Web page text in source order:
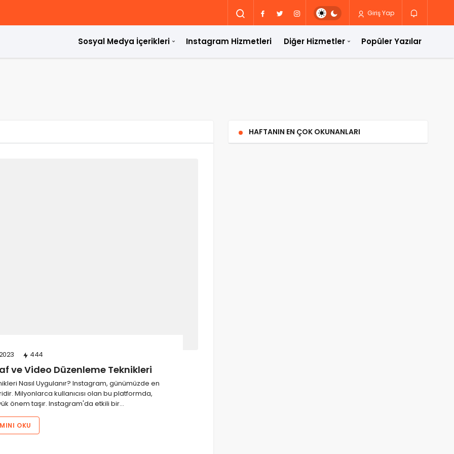
Giriş Yap
Sosyal Medya İçerikleri Instagram Hizmetleri Diğer Hizmetler Popüler Yazılar
444
ve Video Düzenleme Teknikleri
Nasıl Uygulanır? Instagram, günümüzde en
Milyonlarca kullanıcısı olan bu platformda,
önem taşır. Instagram'da etkili bir…
OKU
HAFTANIN EN ÇOK OKUNANLARI